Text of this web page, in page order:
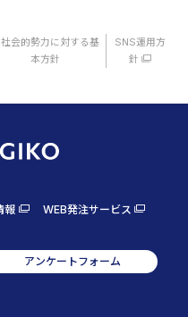
社会的勢力に対する基
本方針
SNS運用方
針
報 WEB発注サービス
アンケートフォーム